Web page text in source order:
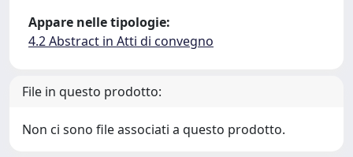
Appare nelle tipologie:
4.2 Abstract in Atti di convegno
File in questo prodotto:
Non ci sono file associati a questo prodotto.